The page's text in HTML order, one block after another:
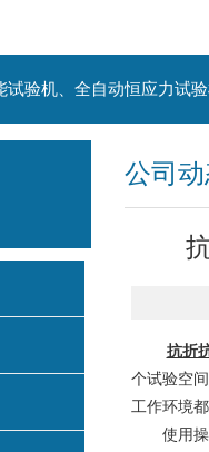
验机、全自动恒应力试
公司
抗折
个试验空
工作环境
使用操